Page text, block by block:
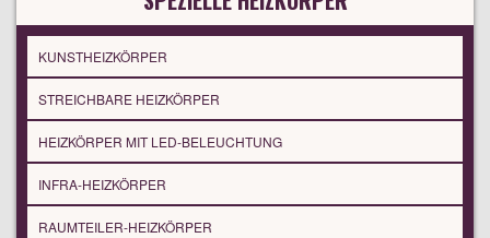
KUNSTHEIZKÖRPER
STREICHBARE HEIZKÖRPER
HEIZKÖRPER MIT LED-BELEUCHTUNG
INFRA-HEIZKÖRPER
RAUMTEILER-HEIZKÖRPER